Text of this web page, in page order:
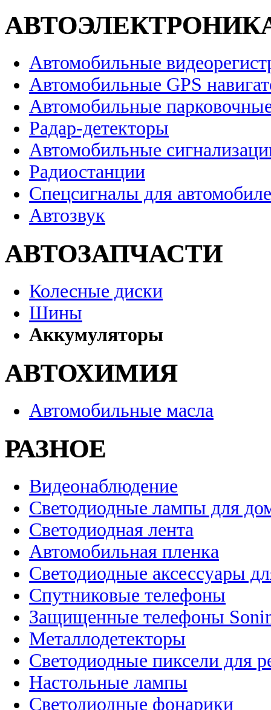
Автомобильные
Автомобильные GPS
Автомобильные
Радар-детекторы
Автомобильные
Радиостанции
Спецсигналы для
Автозвук
АВТОЗАПЧАСТИ
Колесные диски
Шины
Аккумуляторы
АВТОХИМИЯ
Автомобильные масла
РАЗНОЕ
Видеонаблюдение
Светодиодные лампы для
Светодиодная лента
Автомобильная пленка
Светодиодные аксессуары
Спутниковые телефоны
Защищенные телефоны
Металлодетекторы
Светодиодные пиксели для
Настольные лампы
Светодиодные фонарики